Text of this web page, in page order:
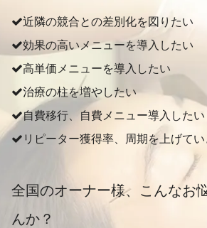
近隣の競合との差別化を図りたい
効果の⾼いメニューを導⼊したい
⾼単価メニューを導⼊したい
治療の柱を増やしたい
⾃費移⾏、⾃費メニュー導⼊したい
リピーター獲得率、周期を上げて
全国のオーナー様、こんなお
んか？